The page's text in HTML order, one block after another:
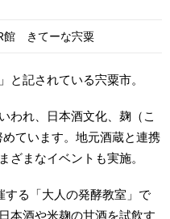
館 きてーな宍粟
と記されている宍粟市。
われ、日本酒文化、麹（こ
ています。地元酒蔵と連携
ざまなイベントも実施。
する「大人の発酵教室」で
本酒や米麹の甘酒を試飲す